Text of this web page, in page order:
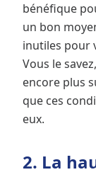
bénéfique
un bon
inutiles pour
Vous le
encore plus
que ces
eux.
2. La